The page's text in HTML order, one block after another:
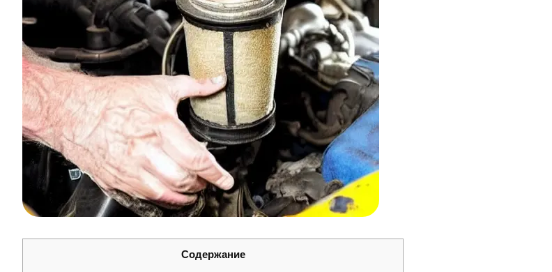
Содержание